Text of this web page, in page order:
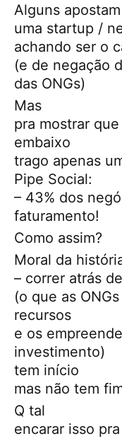
Alguns
uma startup /
achando ser o
(e de negação
das ONGs)
Mas
pra mostrar
embaixo
trago apenas
Pipe Social:
– 43% dos
faturamento!
Como assim?
Moral da
– correr atrás
(o que as
recursos
e os
investimento)
tem início
mas não tem
Q tal
encarar isso